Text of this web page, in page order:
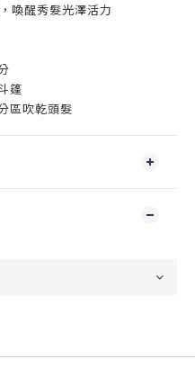
喚醒秀髮光澤活力
篷
區吹乾頭髮